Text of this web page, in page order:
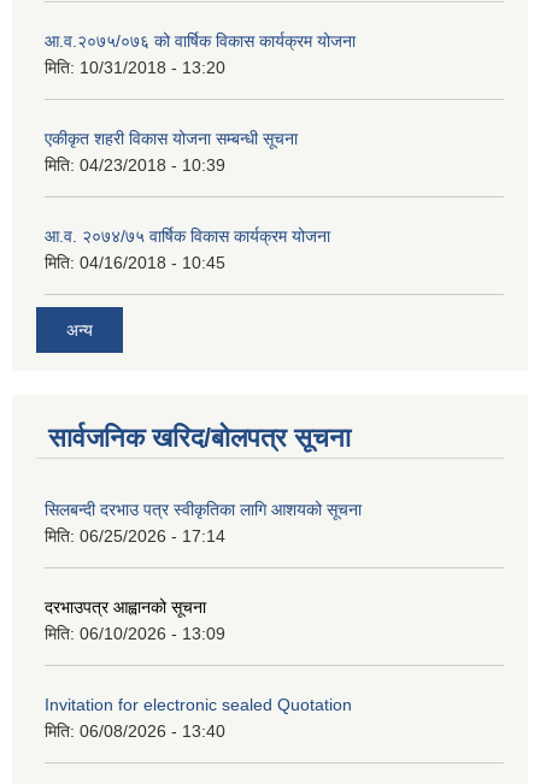
आ.व.२०७५/०७६ को वार्षिक विकास कार्यक्रम योजना
मिति: 10/31/2018 - 13:20
एकीकृत शहरी विकास योजना सम्बन्धी सूचना
मिति: 04/23/2018 - 10:39
आ.व. २०७४/७५ वार्षिक विकास कार्यक्रम योजना
मिति: 04/16/2018 - 10:45
अन्य
सार्वजनिक खरिद/बोलपत्र सूचना
सिलबन्दी दरभाउ पत्र स्वीकृतिका लागि आशयको सूचना
मिति: 06/25/2026 - 17:14
दरभाउपत्र आह्वानको सूचना
मिति: 06/10/2026 - 13:09
Invitation for electronic sealed Quotation
मिति: 06/08/2026 - 13:40